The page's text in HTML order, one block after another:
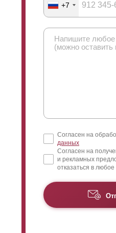
+7
Согласен на
данных
Согласен на
и рекламных
отказаться в